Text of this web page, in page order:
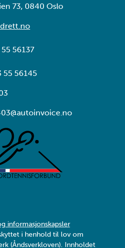
73, 0840 Oslo
56137
55 56145
informasjonskapsler
i henhold til lov om
(Åndsverkloven). Innholdet